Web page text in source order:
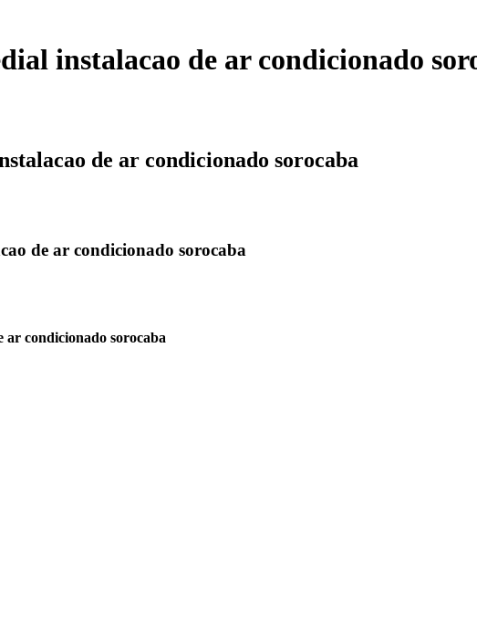
instalacao de ar condicionado
de ar condicionado sorocaba
de ar condicionado sorocaba
ar condicionado sorocaba